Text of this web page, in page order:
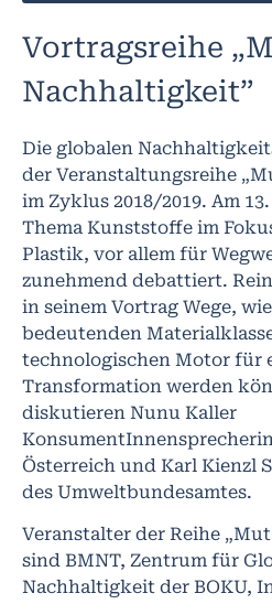
Vortragsreihe
Nachhaltigkeit”
Die globalen
der Veranstaltungsreihe
im Zyklus 2018/2019. Am
Thema Kunststoffe im
Plastik, vor allem für
zunehmend debattiert.
in seinem Vortrag Wege,
bedeutenden
technologischen Motor für
Transformation werden
diskutieren Nunu Kaller
Österreich und Karl Kienzl
des Umweltbundesamtes.
Veranstalter der Reihe
sind BMNT, Zentrum für
Nachhaltigkeit der BOKU,